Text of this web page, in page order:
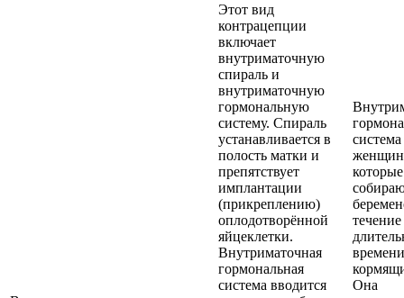
Этот вид
контрацепции
включает
внутриматочную
спираль и
внутриматочную
гормональную
систему. Спираль
устанавливается в
полость матки и
препятствует
имплантации
(прикреплению)
оплодотворённой
яйцеклетки.
Внутриматочная
гормональная
система вводится
течение
Она